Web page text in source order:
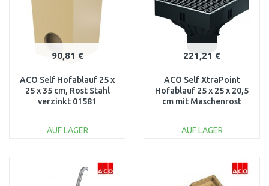
90,81 €
ACO Self Hofablauf 25 x
25 x 35 cm, Rost Stahl
verzinkt 01581
AUF LAGER
Vergleichen
221,21 €
ACO Self XtraPoint
Hofablauf 25 x 25 x 20,5
cm mit Maschenrost
AUF LAGER
Vergleichen